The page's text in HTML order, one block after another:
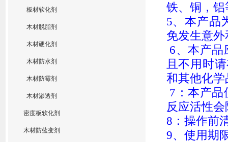
板材软化剂
木材脱脂剂
木材硬化剂
木材防水剂
木材防霉剂
木材渗透剂
密度板软化剂
木材防蓝变剂
铁、铜，
5、本产品
免发生意外
6、本产品
且不用时
和其他化学
7：本产品
反应活性
8 ：操作前
9、使用期